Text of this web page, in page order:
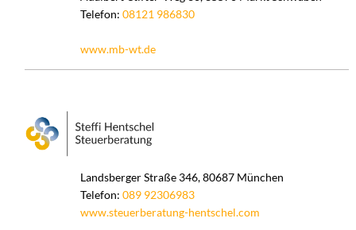
Telefon:08121 986830
www.mb-wt.de
Landsberger Straße 346, 80687 München
Telefon:089 92306983
www.steuerberatung-hentschel.com